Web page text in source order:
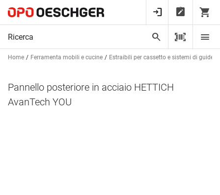
Home Ferramenta mobili e cucine Estraibili per cassetto e sistemi di guide
Pannello posteriore in acciaio HETTICH
AvanTech YOU